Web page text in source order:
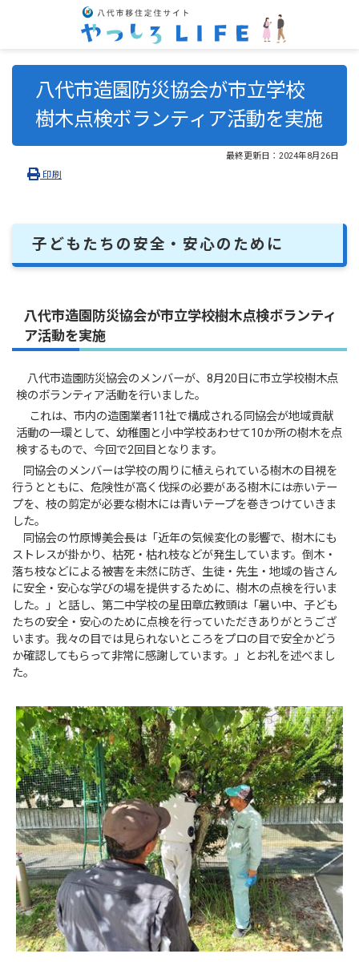
八代市造園防災協会が市立学校
樹木点検ボランティア活動を実施
最終更新日： 2024年8月26日
印刷
子どもたちの安全・安心のために
八代市造園防災協会が市立学校樹木点検ボランティ
ア活動を実施
八代市造園防災協会のメンバーが、8月20日に市立学校樹木点
検のボランティア活動を行いました。
これは、市内の造園業者11社で構成される同協会が地域貢献
活動の一環として、幼稚園と小中学校あわせて10か所の樹木を点
検するもので、今回で2回目となります。
同協会のメンバーは学校の周りに植えられている樹木の目視を
行うとともに、危険性が高く伐採の必要がある樹木には赤いテー
プを、枝の剪定が必要な樹木には青いテープを巻きつけていきま
した。
同協会の竹原博美会長は「近年の気候変化の影響で、樹木にも
ストレスが掛かり、枯死・枯れ枝などが発生しています。倒木・
落ち枝などによる被害を未然に防ぎ、生徒・先生・地域の皆さん
に安全・安心な学びの場を提供するために、樹木の点検を行いま
した。」と話し、第二中学校の星田章広教頭は「暑い中、子ども
たちの安全・安心のために点検を行っていただきありがとうござ
います。我々の目では見られないところをプロの目で安全かどう
か確認してもらって非常に感謝しています。」とお礼を述べまし
た。